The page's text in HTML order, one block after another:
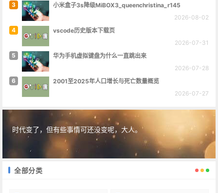
3
小米盒子3s降级MiBOX3_queenchristina_r145
2026-08-02
4
vscode历史版本下载页
2026-07-31
5
华为手机虚拟键盘为什么一直跳出来
2026-07-28
6
2001至2025年人口增长与死亡数量概览
2026-07-27
时代变了，但有些事情可还没变呢，大人。
全部分类